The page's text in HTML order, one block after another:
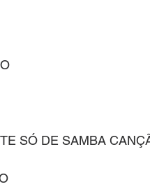
SÓ DE SAMBA